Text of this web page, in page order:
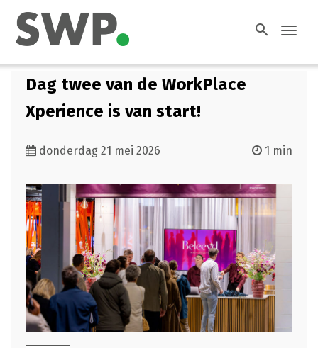
search
Dag twee van de WorkPlace
Xperience is van start!
donderdag 21 mei 2026 1 min